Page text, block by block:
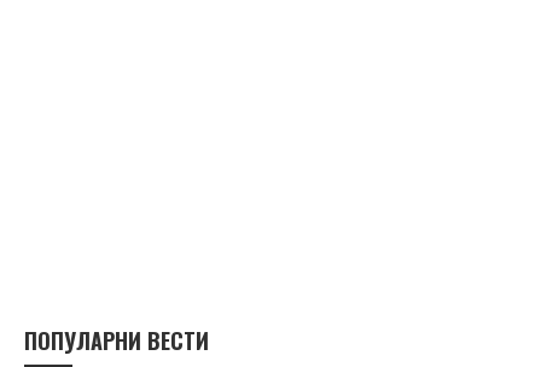
ПОПУЛАРНИ ВЕСТИ